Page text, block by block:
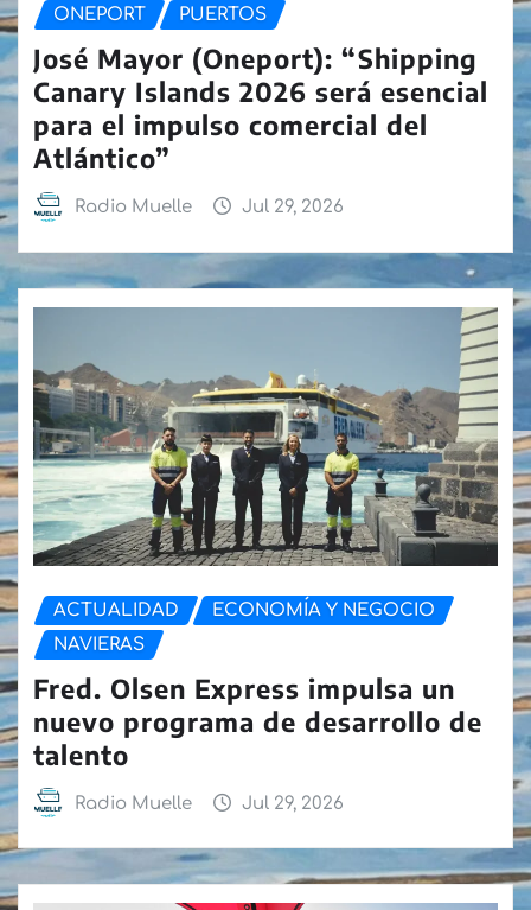
ONEPORT PUERTOS
José Mayor (Oneport): “Shipping
Canary Islands 2026 será esencial
para el impulso comercial del
Atlántico”
Radio Muelle Jul 29, 2026
ACTUALIDAD
ECONOMÍA Y NEGOCIO
NAVIERAS
Fred. Olsen Express impulsa un
nuevo programa de desarrollo de
talento
Radio Muelle Jul 29, 2026